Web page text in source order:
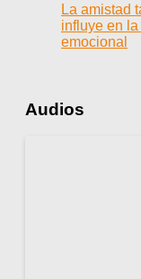
La amistad
influye en
emocional
Audios